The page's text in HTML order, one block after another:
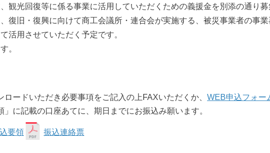
観光回復等に係る事業に活用していただくための義援金を別添の通り募
復旧・復興に向けて商工会議所・連合会が実施する、被災事業者の事
活用させていただく予定です。
。
ードいただき必要事項をご記入の上FAXいただくか、 WEB申込フォー
に記載の口座あてに、期日までにお振込み願います。
要領 振込連絡票